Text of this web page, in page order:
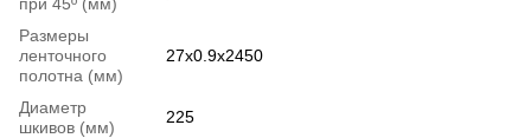
Размеры
ленточного
полотна (мм)
27х0.9х2450
Диаметр
шкивов (мм)
225